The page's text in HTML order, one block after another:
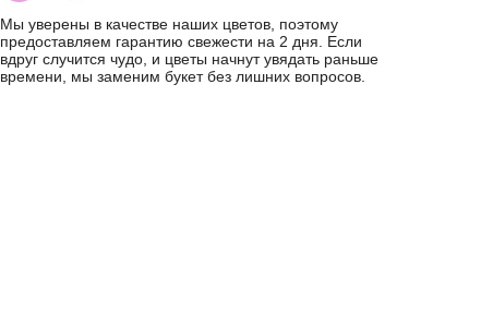
Мы уверены в качестве наших цветов, поэтому
предоставляем гарантию свежести на 2 дня. Если
вдруг случится чудо, и цветы начнут увядать раньше
времени, мы заменим букет без лишних вопросов.